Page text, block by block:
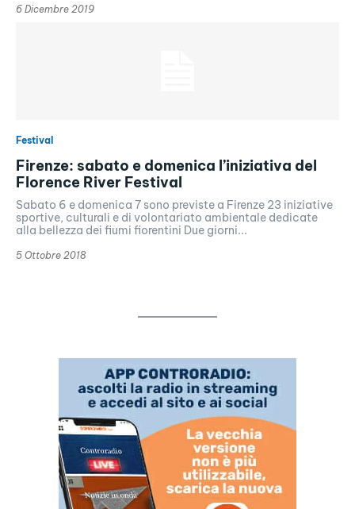
6 Dicembre 2019
Festival
Firenze: sabato e domenica l’iniziativa del
Florence River Festival
Sabato 6 e domenica 7 sono previste a Firenze 23 iniziative
sportive, culturali e di volontariato ambientale dedicate
alla bellezza dei fiumi fiorentini Due giorni...
5 Ottobre 2018